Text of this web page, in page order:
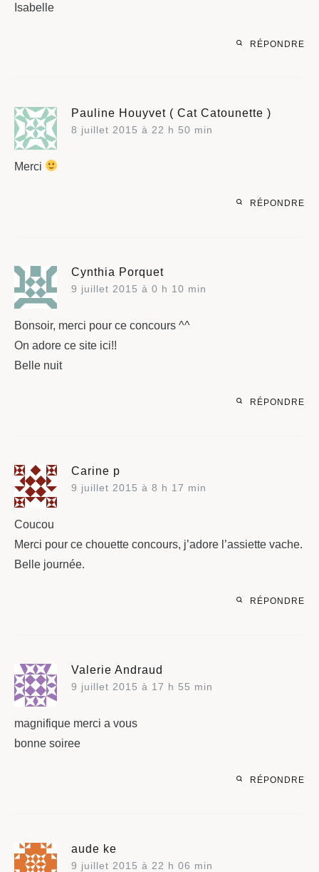
Isabelle
RÉPONDRE
Pauline Houyvet ( Cat Catounette )
8 juillet 2015 à 22 h 50 min
Merci
RÉPONDRE
Cynthia Porquet
9 juillet 2015 à 0 h 10 min
Bonsoir, merci pour ce concours ^^
On adore ce site ici!!
Belle nuit
RÉPONDRE
Carine p
9 juillet 2015 à 8 h 17 min
Coucou
Merci pour ce chouette concours, j’adore l’assiette vache.
Belle journée.
RÉPONDRE
Valerie Andraud
9 juillet 2015 à 17 h 55 min
magnifique merci a vous
bonne soiree
RÉPONDRE
aude ke
9 juillet 2015 à 22 h 06 min